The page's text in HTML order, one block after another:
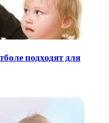
подходят для